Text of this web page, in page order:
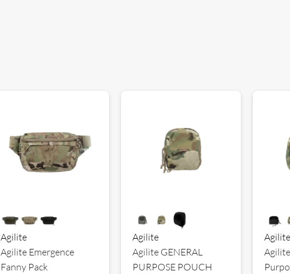
Agilite
Agilite Emergence
Fanny Pack
Agilite
Agilite GENERAL
PURPOSE POUCH
Agilite